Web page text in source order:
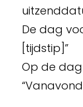
De dag
[tijdstip]”
Op de